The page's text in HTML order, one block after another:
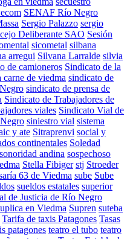
SENAF Río Negro
Sergio Palazzo sergio
Deliberante SAO Sesión
sicometal silbana
arregui Silvana Larralde silvia
de camioneros Sindicato de la
carne de viedma sindicato de
sindicato de prensa de
Sindicato de Trabajadores de
viales Sindicato Vial de
siniestro vial sistema
y ate Sitraprenvi social y
continentales Soledad
sonoridad andina sospechoso
Stella Fibiger stj Stroeder
63 de Viedma sube Sube
sueldos estatales superior
de Justicia de Río Negro
en Viedma Supren suteba
Tarifa de taxis Patagones Tasas
patagones teatro el tubo teatro